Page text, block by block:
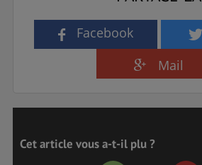
Facebook
Mail
Cet article vous a-t-il plu ?